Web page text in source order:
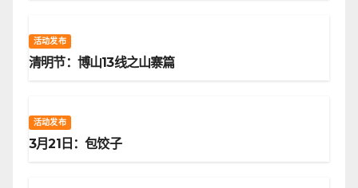
活动发布
清明节：博山13线之山寨篇
活动发布
3月21日：包饺子